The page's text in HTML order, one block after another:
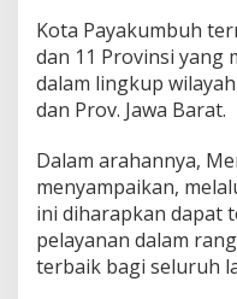
Kota Payakumbuh
dan 11 Provinsi yang
dalam lingkup
dan Prov. Jawa Barat.
Dalam arahannya,
menyampaikan,
ini diharapkan dapat
pelayanan dalam
terbaik bagi seluruh